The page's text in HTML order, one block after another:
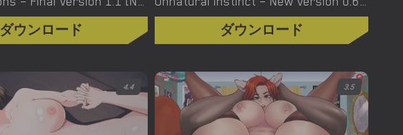
ダウンロード ダウンロード
4.4 3.5